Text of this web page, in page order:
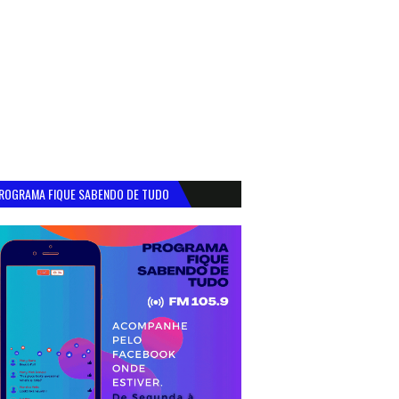
FIQUE SABENDO DE TUDO